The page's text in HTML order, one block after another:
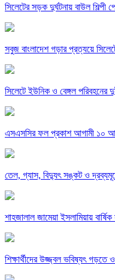
সিলেটের সড়ক দুর্ঘটনায় বাউল শিল্পী
সবুজ বাংলাদেশ গড়ার প্রত্যয়ে
সিলেটে ইউনিক ও বেঙ্গল পরিবহনের
এসএসসির ফল প্রকাশ আগামী ১০
তেল, গ্যাস, বিদ্যুৎ সঙ্কট ও
শাহজালাল জামেয়া ইসলামিয়ায়
শিক্ষার্থীদের উজ্জ্বল ভবিষ্যৎ গড়তে